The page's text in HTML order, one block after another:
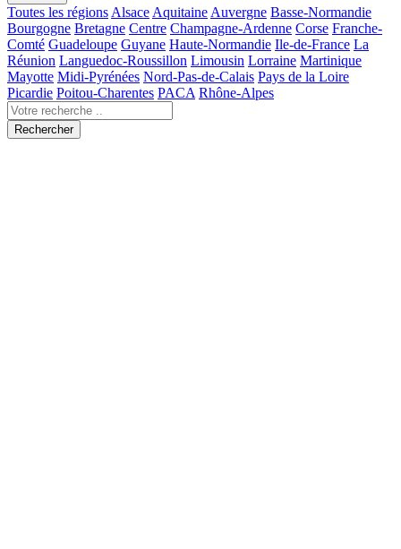
Toutes les régions Alsace Aquitaine Auvergne Basse-Normandie
Bourgogne Bretagne Centre Champagne-Ardenne Corse Franche-
Comté Guadeloupe Guyane Haute-Normandie Ile-de-France La
Réunion Languedoc-Roussillon Limousin Lorraine Martinique
Mayotte Midi-Pyrénées Nord-Pas-de-Calais Pays de la Loire
Picardie Poitou-Charentes PACA Rhône-Alpes
Rechercher